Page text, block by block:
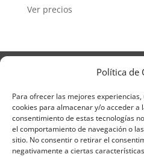
Política de
Para ofrecer las mejores
cookies para almacenar y/o acceder a
consentimiento de estas tecnologías
el comportamiento de navegación o
sitio. No consentir o retirar el
negativamente a ciertas
Ver precios
Aviso Legal
Política de
Formulario de Datos
Métodos de pago SEQURA
Formulario de
Formulario de